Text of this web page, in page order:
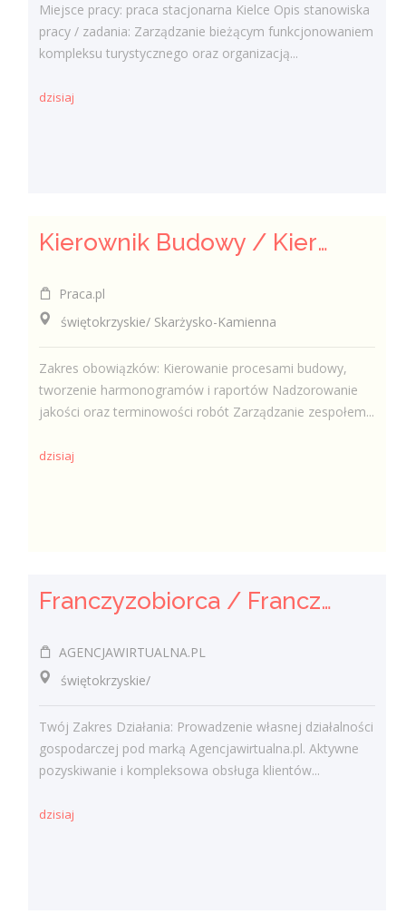
Miejsce pracy: praca stacjonarna Kielce Opis stanowiska
pracy / zadania: Zarządzanie bieżącym funkcjonowaniem
kompleksu turystycznego oraz organizacją...
dzisiaj
Kierownik Budowy / Kierowniczka Budowy
Praca.pl
świętokrzyskie/ Skarżysko-Kamienna
Zakres obowiązków: Kierowanie procesami budowy,
tworzenie harmonogramów i raportów Nadzorowanie
jakości oraz terminowości robót Zarządzanie zespołem...
dzisiaj
Franczyzobiorca / Franczyzobiorczyni Agencji Marketingowej
AGENCJAWIRTUALNA.PL
świętokrzyskie/
Twój Zakres Działania: Prowadzenie własnej działalności
gospodarczej pod marką Agencjawirtualna.pl. Aktywne
pozyskiwanie i kompleksowa obsługa klientów...
dzisiaj